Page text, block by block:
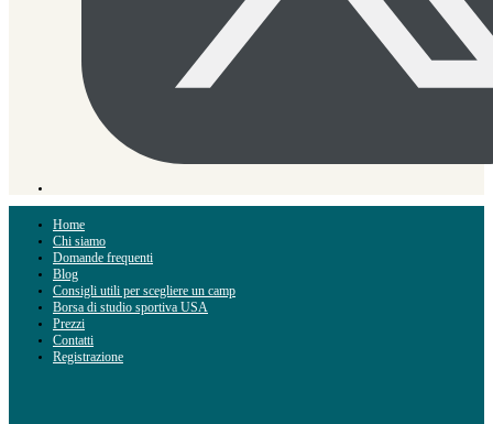
Home
Chi siamo
Domande frequenti
Blog
Consigli utili per scegliere un camp
Borsa di studio sportiva USA
Prezzi
Contatti
Registrazione